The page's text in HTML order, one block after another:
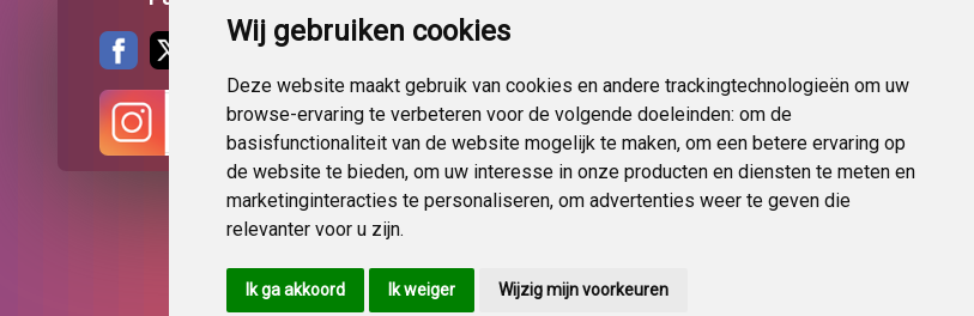
Wij gebruiken cookies
Deze website maakt gebruik van cookies en andere trackingtechnologieën om uw
browse-ervaring te verbeteren voor de volgende doeleinden: om de
basisfunctionaliteit van de website mogelijk te maken, om een betere ervaring op
de website te bieden, om uw interesse in onze producten en diensten te meten en
marketinginteracties te personaliseren, om advertenties weer te geven die
relevanter voor u zijn.
Ik ga akkoord Ik weiger Wijzig mijn voorkeuren